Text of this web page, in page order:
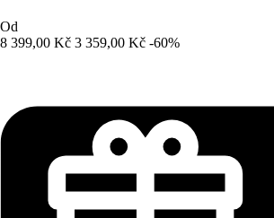
Od
8 399,00 Kč 3 359,00 Kč -60%